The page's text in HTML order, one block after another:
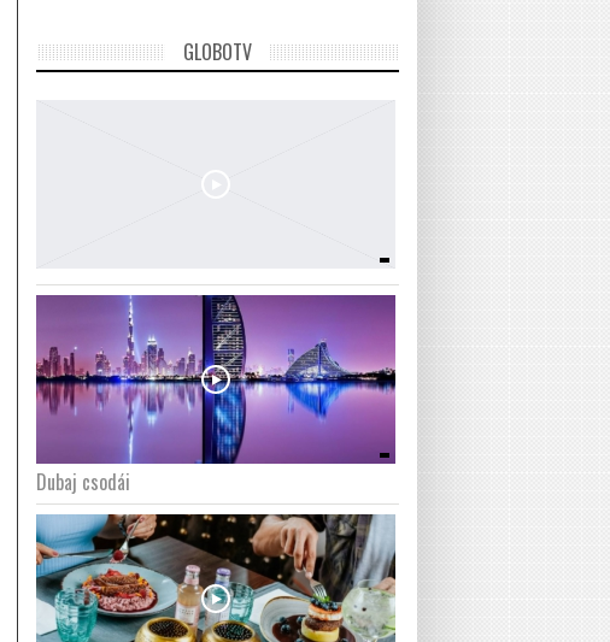
GLOBOTV
Dubaj csodái